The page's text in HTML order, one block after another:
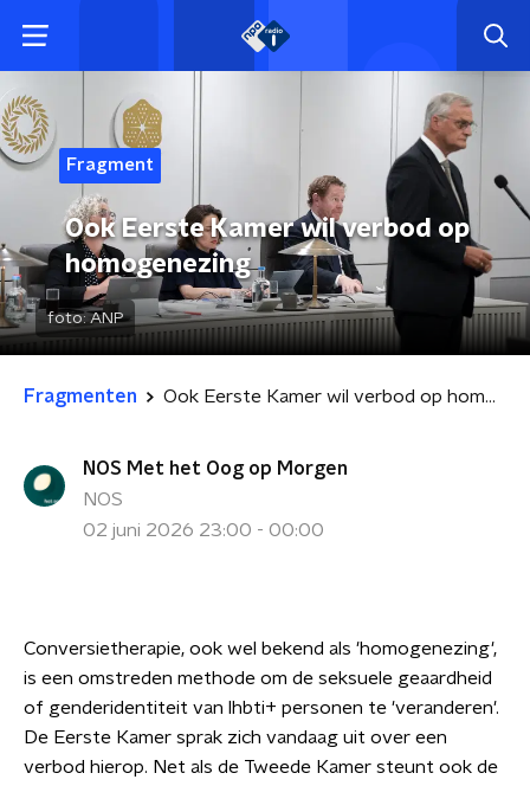
Fragment
Ook Eerste Kamer wil verbod op
homogenezing
foto:ANP
Fragmenten Ook Eerste Kamer wil verbod op homogenezing
NOS Met het Oog op Morgen
NOS
02 juni 2026 23:00 - 00:00
Conversietherapie, ook wel bekend als 'homogenezing',
is een omstreden methode om de seksuele geaardheid
of genderidentiteit van lhbti+ personen te 'veranderen'.
De Eerste Kamer sprak zich vandaag uit over een
verbod hierop. Net als de Tweede Kamer steunt ook de